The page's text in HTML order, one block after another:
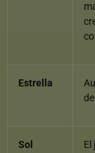
Estrella
Sol
El